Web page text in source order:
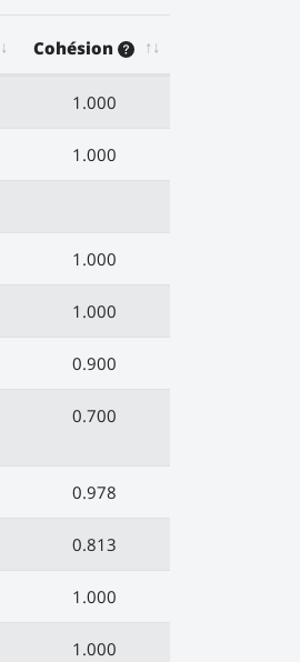
Cohésion
1.000
1.000
1.000
1.000
0.900
0.700
0.978
0.813
1.000
1.000